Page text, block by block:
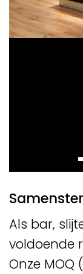
Als bar,
voldoende
Onze